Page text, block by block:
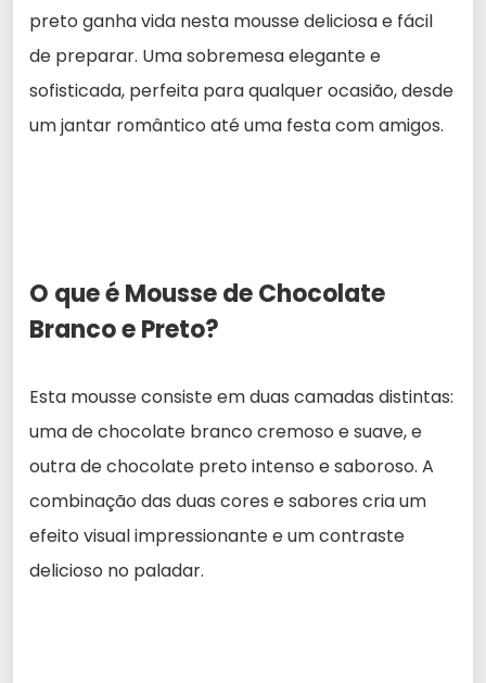
preto ganha vida nesta mousse deliciosa e fácil
de preparar. Uma sobremesa elegante e
sofisticada, perfeita para qualquer ocasião, desde
um jantar romântico até uma festa com amigos.
O que é Mousse de Chocolate
Branco e Preto?
Esta mousse consiste em duas camadas distintas:
uma de chocolate branco cremoso e suave, e
outra de chocolate preto intenso e saboroso. A
combinação das duas cores e sabores cria um
efeito visual impressionante e um contraste
delicioso no paladar.